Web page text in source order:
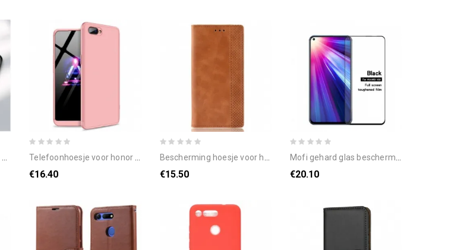
telefoonhoesje voor honor view 20 gkk afneembare effen
€16.40
bescherming hoesje voor honor view 20 folio-hoesje vintage gestileerd leereffect
€15.50
mofi gehard glas bescherming voor honor view 20
€20.10